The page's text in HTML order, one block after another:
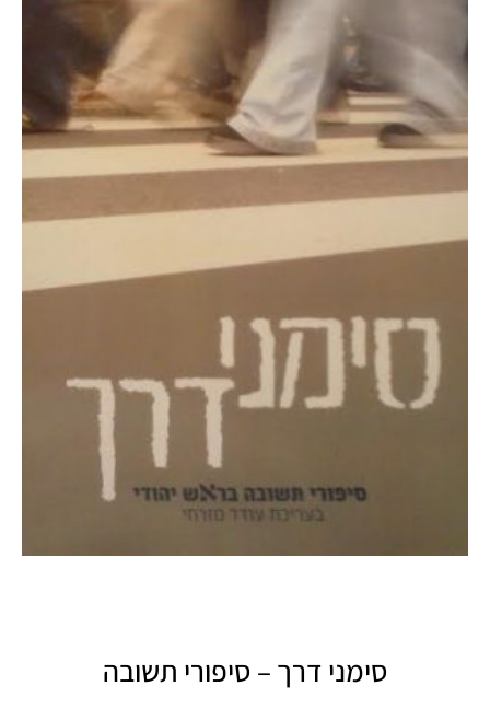
סימני דרך – סיפורי תשובה